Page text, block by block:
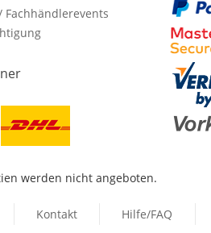
Fachhändlerevents
werden nicht angeboten.
Kontakt Hilfe/FAQ